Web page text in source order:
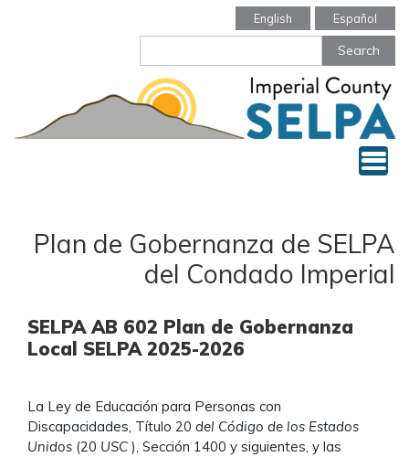
English Español
Plan de Gobernanza de SELPA
del Condado Imperial
SELPA AB 602 Plan de Gobernanza
Local SELPA 2025-2026
La Ley de Educación para Personas con
Discapacidades, Título 20 del Código de los Estados
Unidos (20 USC ), Sección 1400 y siguientes, y las